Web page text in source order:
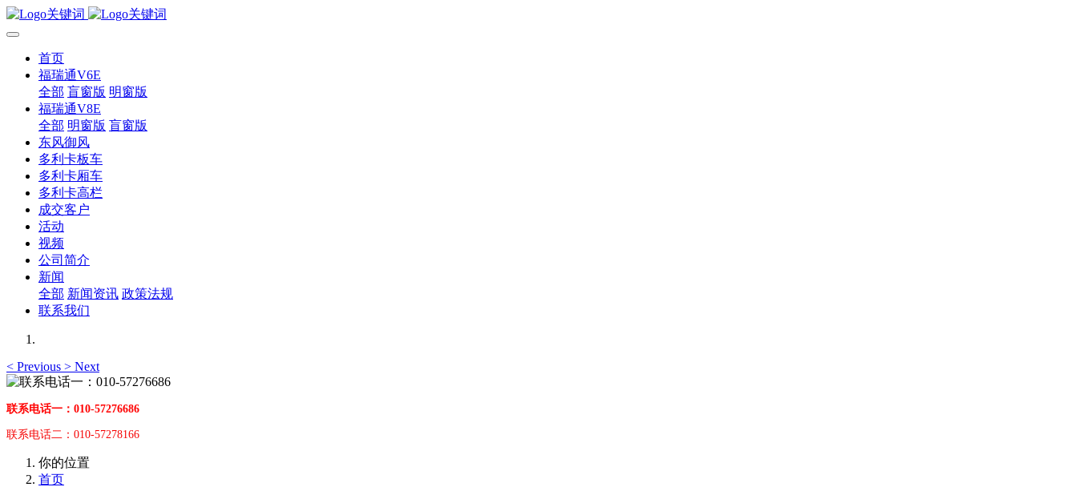
首页
福瑞通V6E
全部 盲窗版 明窗版
福瑞通V8E
全部 明窗版 盲窗版
东风御风
多利卡板车
多利卡厢车
多利卡高栏
成交客户
活动
视频
公司简介
新闻
全部 新闻资讯 政策法规
联系我们
< Previous > Next
联系电话一：010-57276686
联系电话二：010-57278166
你的位置
首页